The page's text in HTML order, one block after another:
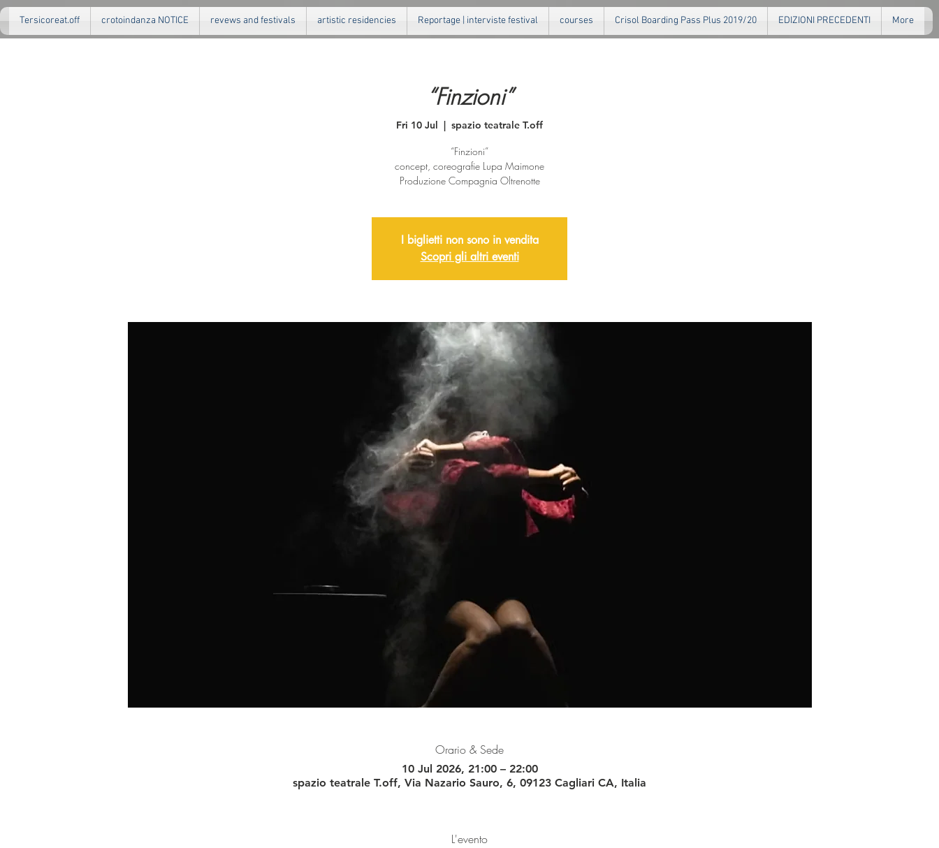
Tersicoreat.off crotoindanza NOTICE revews and festivals artistic residencies Reportage | interviste festival courses Crisol Boarding Pass Plus 2019/20 EDIZIONI PRECEDENTI More
“Finzioni”
Fri 10 Jul
  |
spazio teatrale T.off
“Finzioni”
concept, coreografie Lupa Maimone
Produzione Compagnia Oltrenotte
I biglietti non sono in vendita
Scopri gli altri eventi
Orario & Sede
10 Jul 2026, 21:00 – 22:00
spazio teatrale T.off, Via Nazario Sauro, 6, 09123 Cagliari CA, Italia
L'evento